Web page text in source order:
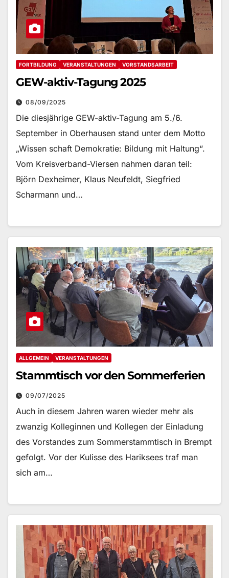
FORTBILDUNG VERANSTALTUNGEN VORSTANDSARBEIT
GEW-aktiv-Tagung 2025
08/09/2025
Die diesjährige GEW-aktiv-Tagung am 5./6.
September in Oberhausen stand unter dem Motto
„Wissen schaft Demokratie: Bildung mit Haltung“.
Vom Kreisverband-Viersen nahmen daran teil:
Björn Dexheimer, Klaus Neufeldt, Siegfried
Scharmann und…
ALLGEMEIN VERANSTALTUNGEN
Stammtisch vor den Sommerferien
09/07/2025
Auch in diesem Jahren waren wieder mehr als
zwanzig Kolleginnen und Kollegen der Einladung
des Vorstandes zum Sommerstammtisch in Brempt
gefolgt. Vor der Kulisse des Hariksees traf man
sich am…